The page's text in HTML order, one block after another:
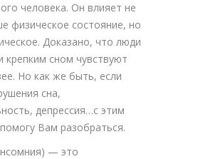
человека. Он влияет не
физическое состояние, но
Доказано, что люди
крепким сном чувствуют
Но как же быть, если
сна,
депрессия…с этим
Вам разобраться.
— это